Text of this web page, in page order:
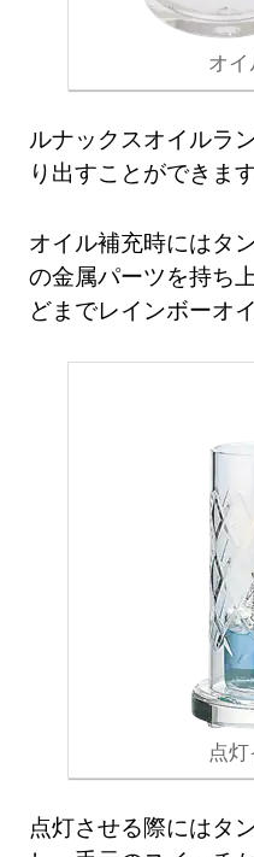
オ
ルナックスオイルラ
り出すことができます
オイル補充時にはタ
の金属パーツを持ち
どまでレインボーオ
点
点灯させる際にはタ